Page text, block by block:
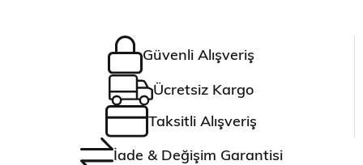
Güvenli Alışveriş
Ücretsiz Kargo
Taksitli Alışveriş
İade & Değişim Garantisi